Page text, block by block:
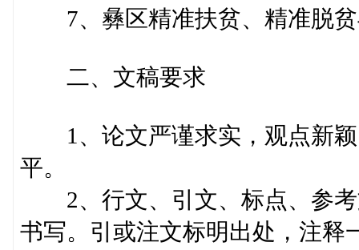
7、彝区精准扶贫、精准脱贫
二、文稿要求
1、论文严谨求实，观点新颖
平。
2、行文、引文、标点、参考
书写。引或注文标明出处，注释